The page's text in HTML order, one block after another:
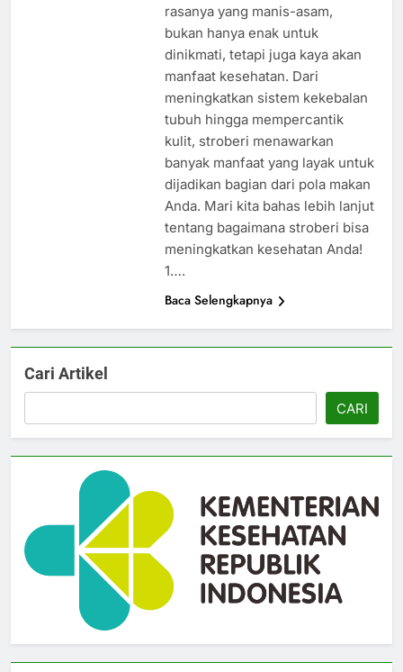
rasanya yang manis-asam,
bukan hanya enak untuk
dinikmati, tetapi juga kaya akan
manfaat kesehatan. Dari
meningkatkan sistem kekebalan
tubuh hingga mempercantik
kulit, stroberi menawarkan
banyak manfaat yang layak untuk
dijadikan bagian dari pola makan
Anda. Mari kita bahas lebih lanjut
tentang bagaimana stroberi bisa
meningkatkan kesehatan Anda!
1….
Baca Selengkapnya
Cari Artikel
CARI